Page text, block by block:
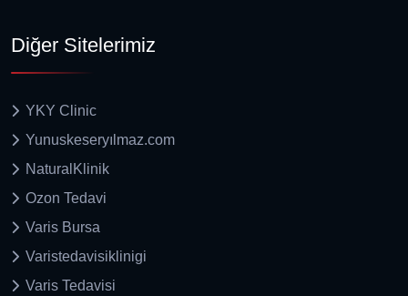
Diğer Sitelerimiz
YKY Clinic
Yunuskeseryılmaz.com
NaturalKlinik
Ozon Tedavi
Varis Bursa
Varistedavisiklinigi
Varis Tedavisi